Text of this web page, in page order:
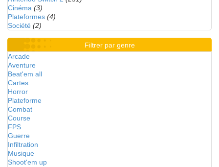
Cinéma (3)
Plateformes (4)
Société (2)
Filtrer par genre
Arcade
Aventure
Beat'em all
Cartes
Horror
Plateforme
Combat
Course
FPS
Guerre
Infiltration
Musique
Shoot'em up